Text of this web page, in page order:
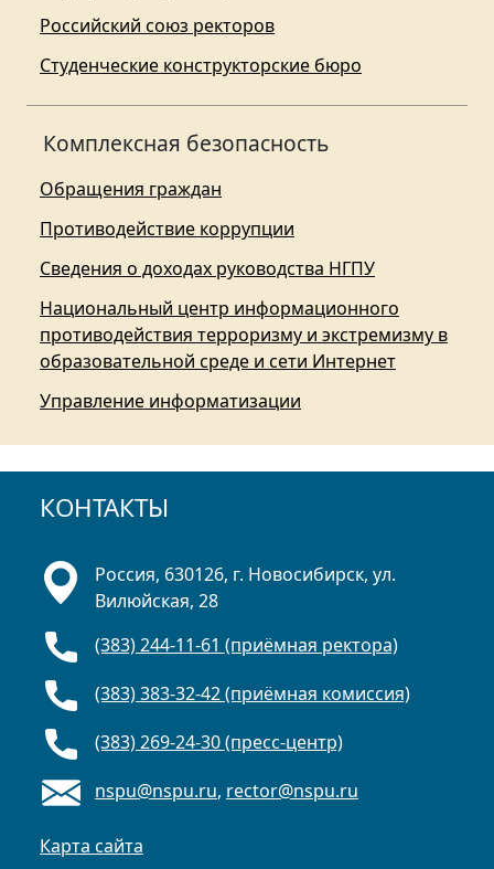
Российский союз ректоров
Студенческие конструкторские бюро
Комплексная безопасность
Обращения граждан
Противодействие коррупции
Сведения о доходах руководства НГПУ
Национальный центр информационного
противодействия терроризму и экстремизму в
образовательной среде и сети Интернет
Управление информатизации
КОНТАКТЫ
Россия, 630126, г. Новосибирск, ул.
Вилюйская, 28
(383) 244-11-61 (приёмная ректора)
(383) 383-32-42 (приёмная комиссия)
(383) 269-24-30 (пресс-центр)
nspu@nspu.ru, rector@nspu.ru
Карта сайта